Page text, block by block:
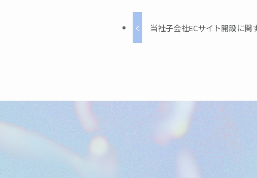
当社子会社ECサイト開設に関